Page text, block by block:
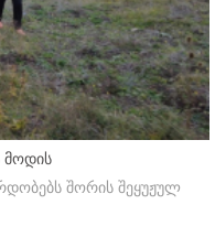
მოდის
შორის შეყუჟულ